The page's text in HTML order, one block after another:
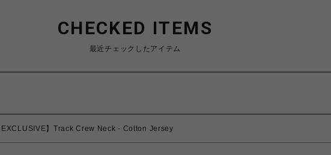
CHECKED ITEMS
最近チェックしたアイテム
】Track Crew Neck - Cotton Jersey